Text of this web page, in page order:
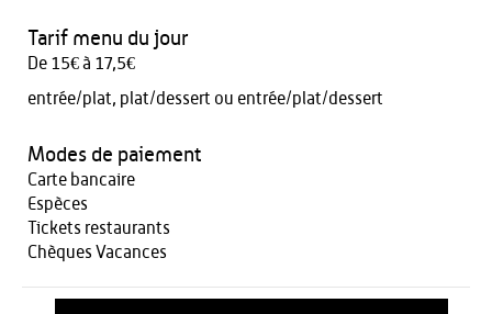
Tarif menu du jour
De 15€ à 17,5€
entrée/plat, plat/dessert ou entrée/plat/dessert
Modes de paiement
Carte bancaire
Espèces
Tickets restaurants
Chèques Vacances